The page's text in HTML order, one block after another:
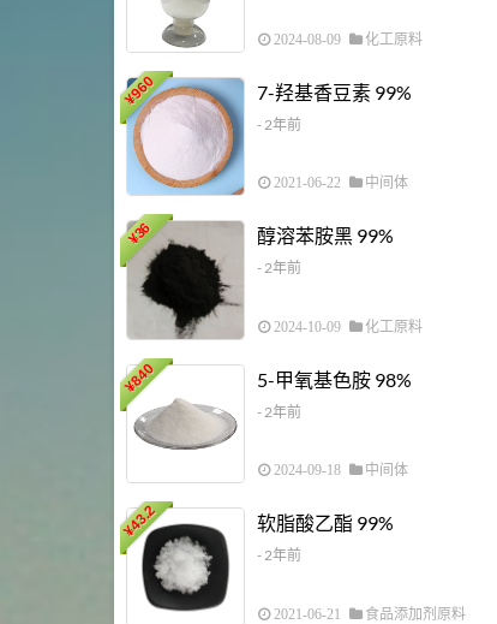
2024-08-09 化工原料
¥
960 7-羟基香豆素 99%
- 2年前
2021-06-22 中间体
¥
36 醇溶苯胺黑 99%
- 2年前
2024-10-09 化工原料
¥
840 5-甲氧基色胺 98%
- 2年前
2024-09-18 中间体
¥
43.2 软脂酸乙酯 99%
- 2年前
2021-06-21 食品添加剂原料